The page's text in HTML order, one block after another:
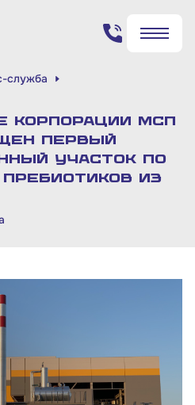
✖
служба
Корпорации МСП
первый
участок по
из